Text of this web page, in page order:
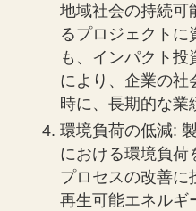
地域社会の持続可
るプロジェクトに
も、インパクト
により、企業の社
時に、長期的な業
環境負荷の低減:
における環境負荷
プロセスの改善に
再生可能エネルギ